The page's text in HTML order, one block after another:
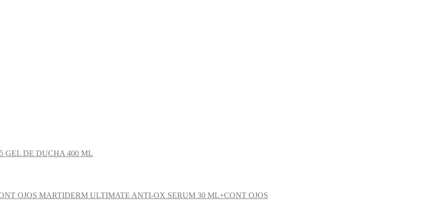
GEL DE DUCHA 400 ML
MARTIDERM ULTIMATE ANTI-OX SERUM 30 ML+CONT OJOS